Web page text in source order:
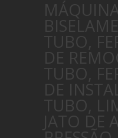
TUBO,
DE
TUBO,
DE
TUBO,
JATO DE